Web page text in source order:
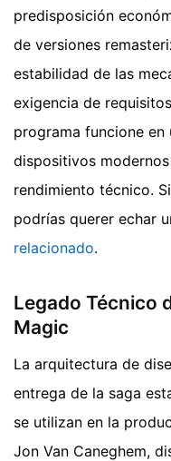
predisposición
de versiones
estabilidad de las
exigencia de
programa funcione en
dispositivos
rendimiento técnico.
podrías querer echar
relacionado.
Legado Técnico
Magic
La arquitectura de
entrega de la saga
se utilizan en la
Jon Van Caneghem,